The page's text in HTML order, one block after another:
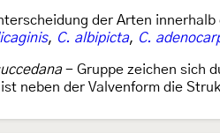
der Arten innerhalb
, C. albipicta, C.
- Gruppe zeichen sich
neben der Valvenform die